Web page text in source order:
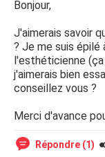
Bonjour,
J'aimerais savoir
? Je me suis épilé
l'esthéticienne
j'aimerais bien
conseillez vous ?
Merci d'avance
Répondre (1)